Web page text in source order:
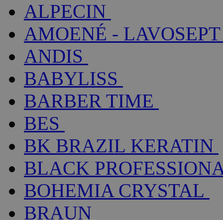
ALPECIN
AMOENÉ - LAVOSEPT
ANDIS
BABYLISS
BARBER TIME
BES
BK BRAZIL KERATIN
BLACK
BOHEMIA CRYSTAL
BRAUN